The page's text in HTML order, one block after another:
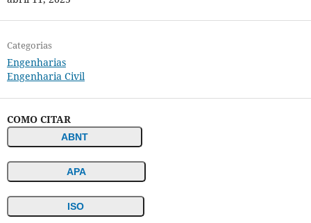
Categorias
Engenharias
Engenharia Civil
COMO CITAR
ABNT
APA
ISO